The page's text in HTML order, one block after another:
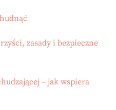
zasady i bezpieczne
– jak wspiera